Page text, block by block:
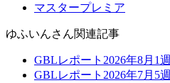
マスタープレミア
ゆふいんさん関連記事
GBLレポート2026年8月1週
GBLレポート2026年7月5週